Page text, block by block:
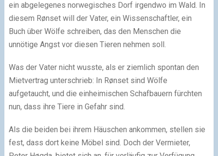
ein abgelegenes norwegisches Dorf irgendwo im Wald. In
diesem Rønset will der Vater, ein Wissenschaftler, ein
Buch über Wölfe schreiben, das den Menschen die
unnötige Angst vor diesen Tieren nehmen soll.
Was der Vater nicht wusste, als er ziemlich spontan den
Mietvertrag unterschrieb: In Rønset sind Wölfe
aufgetaucht, und die einheimischen Schafbauern fürchten
nun, dass ihre Tiere in Gefahr sind.
Als die beiden bei ihrem Häuschen ankommen, stellen sie
fest, dass dort keine Möbel sind. Doch der Vermieter,